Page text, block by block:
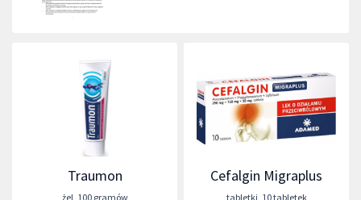
Traumon
żel 100 gramów
Cefalgin Migraplus
tabletki 10 tabletek